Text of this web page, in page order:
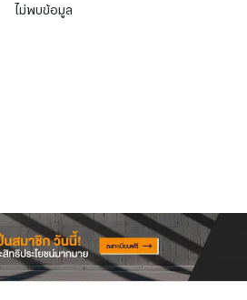
ไม่พบข้อมูล